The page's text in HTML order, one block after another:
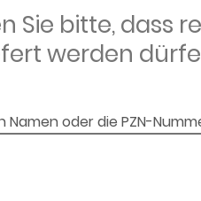
Sie bitte, dass
werden
Namen oder die PZN-